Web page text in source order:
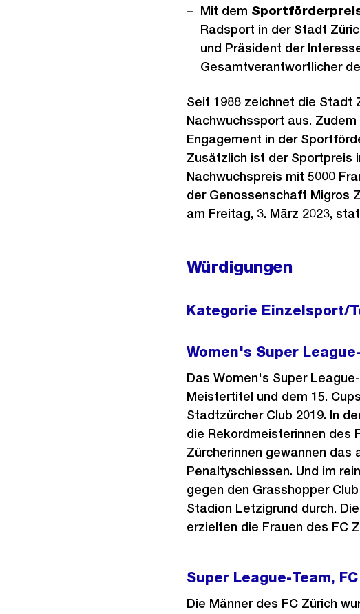
Mit dem
Radsport in der Stadt
und Präsident der
Gesamtverantwortlicher
Seit 1988 zeichnet die Stadt
Nachwuchssport aus.
Engagement in der
Zusätzlich ist der Sportpreis
Nachwuchspreis mit 5000
der Genossenschaft Migros
am Freitag, 3. März 2023,
Würdigungen
Kategorie Einzelsport/
Women's Super
Das Women's Super
Meistertitel und dem 15.
Stadtzürcher Club 2019. In
die Rekordmeisterinnen des
Zürcherinnen gewannen
Penaltyschiessen. Und im
gegen den Grasshopper
Stadion Letzigrund durch.
erzielten die Frauen des FC
Super League-Team,
Die Männer des FC Zürich